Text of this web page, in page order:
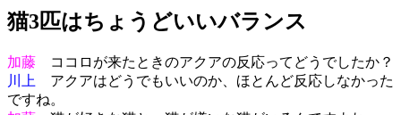
猫3匹はちょうどいいバランス
加藤 ココロが来たときのアクアの反応ってどうでしたか？
川上
アクアはどうでもいいのか、ほとんど反応しなかった
ですね。